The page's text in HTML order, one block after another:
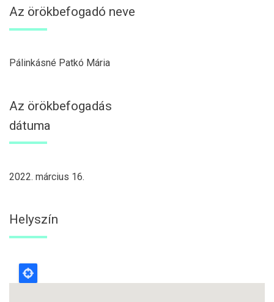
Az örökbefogadó neve
Pálinkásné Patkó Mária
Az örökbefogadás
dátuma
2022. március 16.
Helyszín